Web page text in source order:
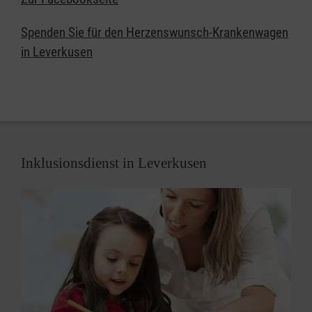
Spenden Sie für den Herzenswunsch-Krankenwagen
in Leverkusen
Inklusionsdienst in Leverkusen